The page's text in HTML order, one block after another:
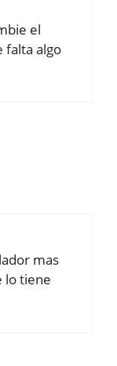
el
falta algo
mas
lo tiene